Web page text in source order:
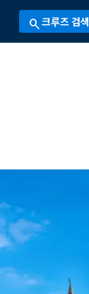
search크루즈 검색